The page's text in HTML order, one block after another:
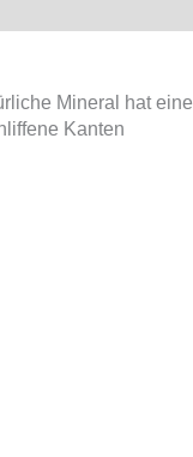
Mineral hat
Kanten